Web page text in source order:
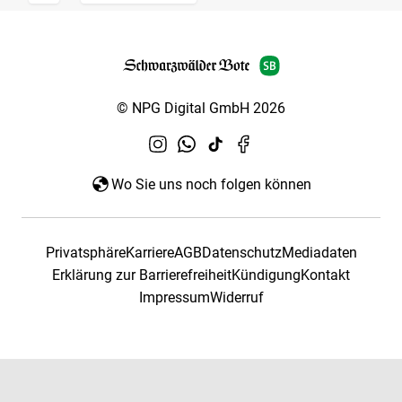
© NPG Digital GmbH 2026
Wo Sie uns noch folgen können
PrivatsphäreKarriereAGBDatenschutzMediadaten
Erklärung zur BarrierefreiheitKündigungKontakt
ImpressumWiderruf